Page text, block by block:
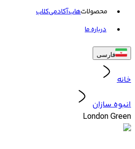
محصولاتهابآکادمیکلاب
درباره ما
فارسی
خانه
انبوه سازان
London Green